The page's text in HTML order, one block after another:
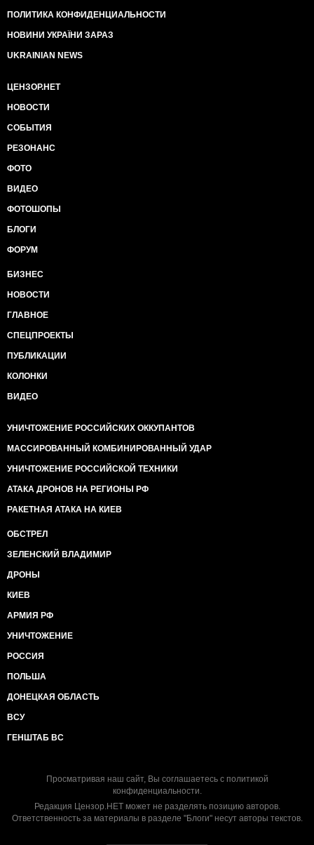
ПОЛИТИКА КОНФИДЕНЦИАЛЬНОСТИ
НОВИНИ УКРАЇНИ ЗАРАЗ
UKRAINIAN NEWS
ЦЕНЗОР.НЕТ
НОВОСТИ
СОБЫТИЯ
РЕЗОНАНС
ФОТО
ВИДЕО
ФОТОШОПЫ
БЛОГИ
ФОРУМ
БИЗНЕС
НОВОСТИ
ГЛАВНОЕ
СПЕЦПРОЕКТЫ
ПУБЛИКАЦИИ
КОЛОНКИ
ВИДЕО
УНИЧТОЖЕНИЕ РОССИЙСКИХ ОККУПАНТОВ
МАССИРОВАННЫЙ КОМБИНИРОВАННЫЙ УДАР
УНИЧТОЖЕНИЕ РОССИЙСКОЙ ТЕХНИКИ
АТАКА ДРОНОВ НА РЕГИОНЫ РФ
РАКЕТНАЯ АТАКА НА КИЕВ
ОБСТРЕЛ
ЗЕЛЕНСКИЙ ВЛАДИМИР
ДРОНЫ
КИЕВ
АРМИЯ РФ
УНИЧТОЖЕНИЕ
РОССИЯ
ПОЛЬША
ДОНЕЦКАЯ ОБЛАСТЬ
ВСУ
ГЕНШТАБ ВС
Просматривая наш сайт, Вы соглашаетесь с политикой
конфиденциальности.
Редакция Цензор.НЕТ может не разделять позицию авторов.
Ответственность за материалы в разделе "Блоги" несут авторы текстов.